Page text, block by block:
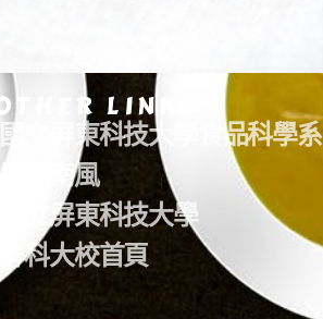
OTHER LINKS
國立屏東科技大學食品科學系
屏科南風
國立屏東科技大學
屏科大校首頁